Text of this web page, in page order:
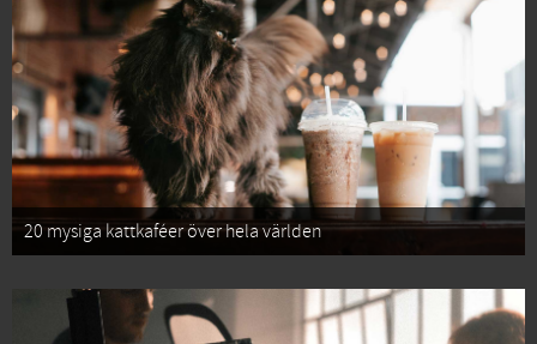
20 mysiga kattkaféer över hela världen